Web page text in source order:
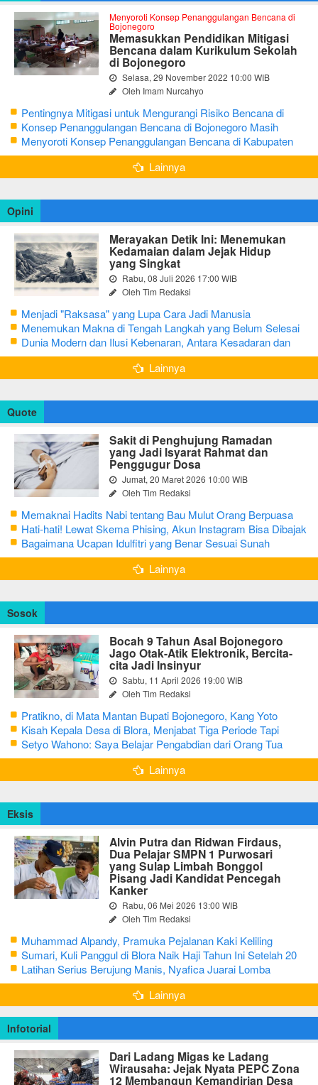
Menyoroti Konsep Penanggulangan Bencana di
Bojonegoro
Memasukkan Pendidikan Mitigasi
Bencana dalam Kurikulum Sekolah
di Bojonegoro
Selasa, 29 November 2022 10:00 WIB
Oleh Imam Nurcahyo
Pentingnya Mitigasi untuk Mengurangi Risiko Bencana di
Bojonegoro
Konsep Penanggulangan Bencana di Bojonegoro Masih
Mengutamakan Tanggap Darurat
Menyoroti Konsep Penanggulangan Bencana di Kabupaten
Bojonegoro
Lainnya
Opini
Merayakan Detik Ini: Menemukan
Kedamaian dalam Jejak Hidup
yang Singkat
Rabu, 08 Juli 2026 17:00 WIB
Oleh Tim Redaksi
Menjadi "Raksasa" yang Lupa Cara Jadi Manusia
Menemukan Makna di Tengah Langkah yang Belum Selesai
Dunia Modern dan Ilusi Kebenaran, Antara Kesadaran dan
terjebak Tipu Daya
Lainnya
Quote
Sakit di Penghujung Ramadan
yang Jadi Isyarat Rahmat dan
Penggugur Dosa
Jumat, 20 Maret 2026 10:00 WIB
Oleh Tim Redaksi
Memaknai Hadits Nabi tentang Bau Mulut Orang Berpuasa
Secara Bijak Agar Tidak Menggangu
Hati-hati! Lewat Skema Phising, Akun Instagram Bisa Dibajak
Kurang dari 3 Menit
Bagaimana Ucapan Idulfitri yang Benar Sesuai Sunah
Rasulullah
Lainnya
Sosok
Bocah 9 Tahun Asal Bojonegoro
Jago Otak-Atik Elektronik, Bercita-
cita Jadi Insinyur
Sabtu, 11 April 2026 19:00 WIB
Oleh Tim Redaksi
Pratikno, di Mata Mantan Bupati Bojonegoro, Kang Yoto
Kisah Kepala Desa di Blora, Menjabat Tiga Periode Tapi
Masih Hidup Sederhana
Setyo Wahono: Saya Belajar Pengabdian dari Orang Tua
Lainnya
Eksis
Alvin Putra dan Ridwan Firdaus,
Dua Pelajar SMPN 1 Purwosari
yang Sulap Limbah Bonggol
Pisang Jadi Kandidat Pencegah
Kanker
Rabu, 06 Mei 2026 13:00 WIB
Oleh Tim Redaksi
Muhammad Alpandy, Pramuka Pejalanan Kaki Keliling
Nusantara dengan Misi Literasi Budaya
Sumari, Kuli Panggul di Blora Naik Haji Tahun Ini Setelah 20
Tahun Sisihkan Uang Receh
Latihan Serius Berujung Manis, Nyafica Juarai Lomba
Bertutur tentang Nilai Hidup Orang Samin
Lainnya
Infotorial
Dari Ladang Migas ke Ladang
Wirausaha: Jejak Nyata PEPC Zona
12 Membangun Kemandirian Desa